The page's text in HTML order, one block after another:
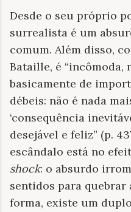
Desde o seu próprio
surrealista é um
comum. Além disso,
Bataille, é “incômoda,
basicamente de
débeis: não é nada
‘consequência
desejável e feliz” (p.
escândalo está no
shock: o absurdo
sentidos para quebrar
forma, existe um